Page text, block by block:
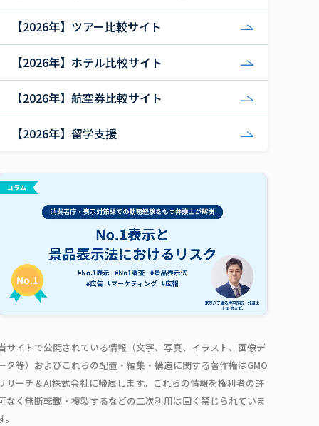
【2026年】ツアー比較サイト
【2026年】ホテル比較サイト
【2026年】航空券比較サイト
【2026年】留学支援
サイトで公開されている情報（文字、写真、イラスト、画像デ
タ等）およびこれらの配置・編集・構造に関する著作権はGMO
サーチ＆AI株式会社に帰属します。これらの情報を権利者の許
なく無断転載・複製するなどの二次利用は固く禁じられていま
。